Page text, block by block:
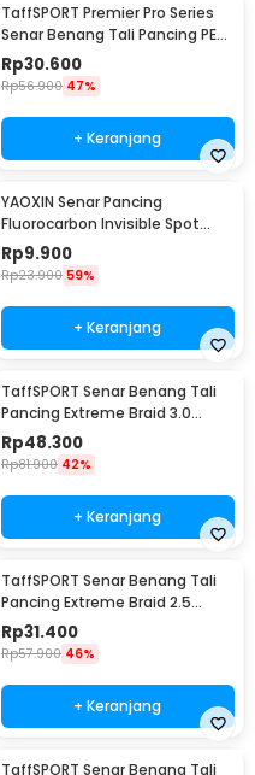
TaffSPORT Premier Pro Series
Senar Benang Tali Pancing PE
Braided 300M 0.23mm
Rp30.600
Rp56.900 47%
+ Keranjang
YAOXIN Senar Pancing
Fluorocarbon Invisible Spot
Fishing Line 100M 4.0 - OY0068
Rp9.900
Rp23.900 59%
+ Keranjang
TaffSPORT Senar Benang Tali
Pancing Extreme Braid 3.0
500M - FM-PEL
Rp48.300
Rp81.900 42%
+ Keranjang
TaffSPORT Senar Benang Tali
Pancing Extreme Braid 2.5
300M - FM-PEL
Rp31.400
Rp57.900 46%
+ Keranjang
TaffSPORT Senar Benang Tali